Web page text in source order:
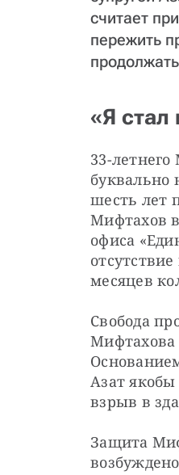
считает
пережить
«Я стал
33-
буквально
шесть лет
Мифтахов
офиса
месяцев
Свобода
Мифтахова
Азат
взрыв в
Защита